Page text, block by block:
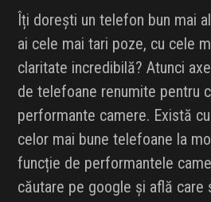
Îți dorești un telefon bun mai
ai cele mai tari poze, cu cele
claritate incredibilă? Atunci
de telefoane renumite pentru
performante camere. Există
celor mai bune telefoane la
funcție de performantele
căutare pe google și află care